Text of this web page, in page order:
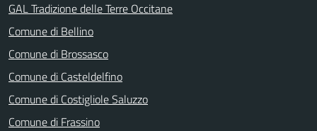
GAL Tradizione delle Terre Occitane
Comune di Bellino
Comune di Brossasco
Comune di Casteldelfino
Comune di Costigliole Saluzzo
Comune di Frassino